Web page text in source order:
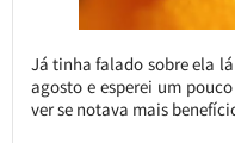
Já tinha falado sobre ela
agosto e esperei um
ver se notava mais